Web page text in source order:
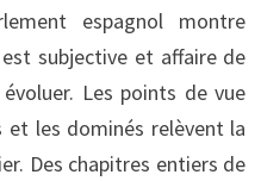
espagnol montre
subjective et affaire de
Les points de vue
et les dominés relèvent la
Des chapitres entiers de